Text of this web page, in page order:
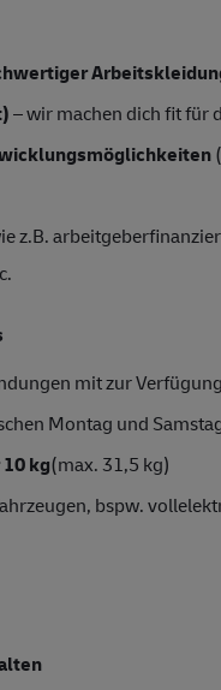
– wir machen dich fit für
z.B.
mit zur
Montag und
kg(max. 31,5 kg)
bspw.